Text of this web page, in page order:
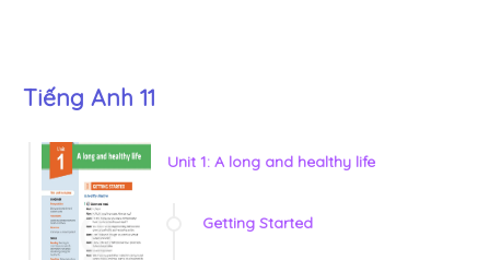
Tiếng Anh 11
Unit 1: A long and healthy life
Getting Started